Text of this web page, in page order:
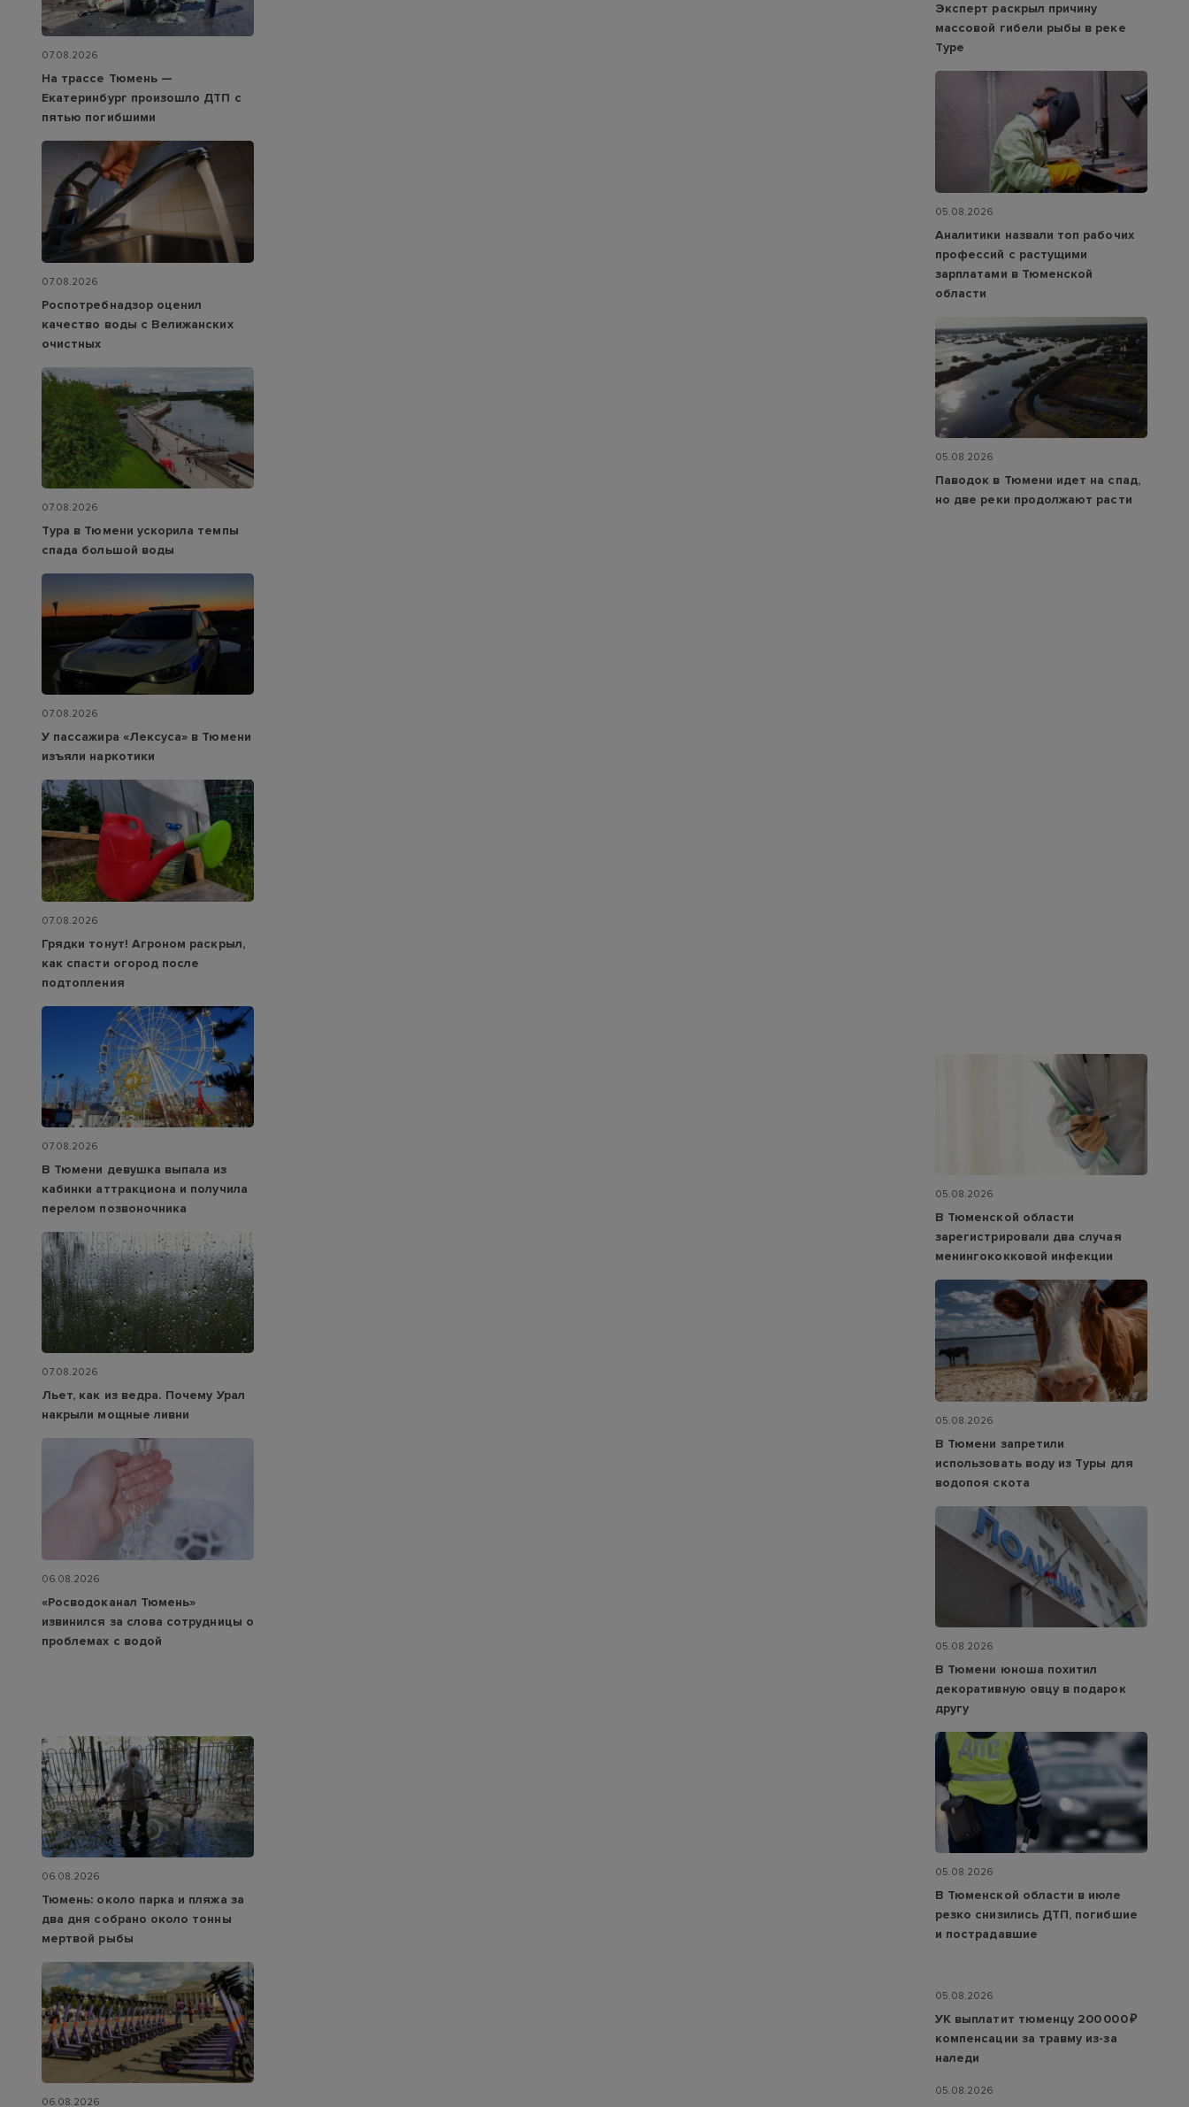
07.08.2026
На трассе Тюмень —
Екатеринбург произошло ДТП с
пятью погибшими
07.08.2026
Роспотребнадзор оценил
качество воды с Велижанских
очистных
07.08.2026
Тура в Тюмени ускорила темпы
спада большой воды
07.08.2026
У пассажира «Лексуса» в Тюмени
изъяли наркотики
07.08.2026
Грядки тонут! Агроном раскрыл,
как спасти огород после
подтопления
07.08.2026
В Тюмени девушка выпала из
кабинки аттракциона и получила
перелом позвоночника
07.08.2026
Льет, как из ведра. Почему Урал
накрыли мощные ливни
06.08.2026
«Росводоканал Тюмень»
извинился за слова сотрудницы о
проблемах с водой
06.08.2026
Тюмень: около парка и пляжа за
два дня собрано около тонны
мертвой рыбы
06.08.2026
Эксперт раскрыл причину
массовой гибели рыбы в реке
Туре
05.08.2026
Аналитики назвали топ рабочих
профессий с растущими
зарплатами в Тюменской
области
05.08.2026
Паводок в Тюмени идет на спад,
но две реки продолжают расти
05.08.2026
В Тюменской области
зарегистрировали два случая
менингококковой инфекции
05.08.2026
В Тюмени запретили
использовать воду из Туры для
водопоя скота
05.08.2026
В Тюмени юноша похитил
декоративную овцу в подарок
другу
05.08.2026
В Тюменской области в июле
резко снизились ДТП, погибшие
и пострадавшие
05.08.2026
УК выплатит тюменцу 200 000 ₽
компенсации за травму из-за
наледи
05.08.2026